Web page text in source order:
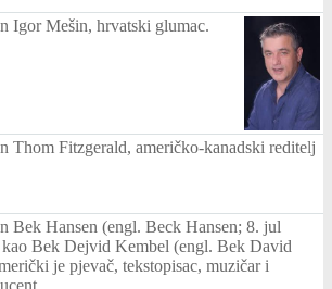
Igor Mešin, hrvatski glumac.
Thom Fitzgerald, američko-kanadski reditelj
Bek Hansen (engl. Beck Hansen; 8. jul
kao Bek Dejvid Kembel (engl. Bek David
je pjevač, tekstopisac, muzičar i